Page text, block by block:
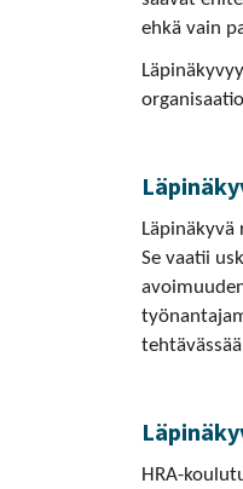
ehkä vain
Se vaatii
HRA-